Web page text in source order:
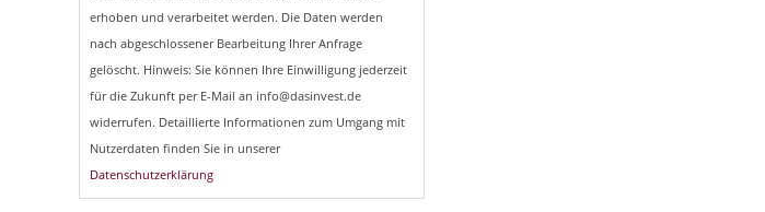
erhoben und verarbeitet werden. Die Daten werden
nach abgeschlossener Bearbeitung Ihrer Anfrage
gelöscht. Hinweis: Sie können Ihre Einwilligung jederzeit
für die Zukunft per E-Mail an info@dasinvest.de
widerrufen. Detaillierte Informationen zum Umgang mit
Nutzerdaten finden Sie in unserer
Datenschutzerklärung